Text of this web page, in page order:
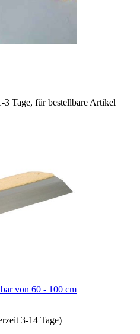
Tage, für bestellbare Artikel
von 60 - 100 cm
3-14 Tage)